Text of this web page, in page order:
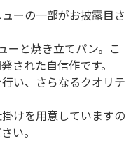
ーの一部がお披露目さ
ーと焼き立てパン。こ
された自信作です。
い、 さらなるクオリテ
けを用意していますの
い。